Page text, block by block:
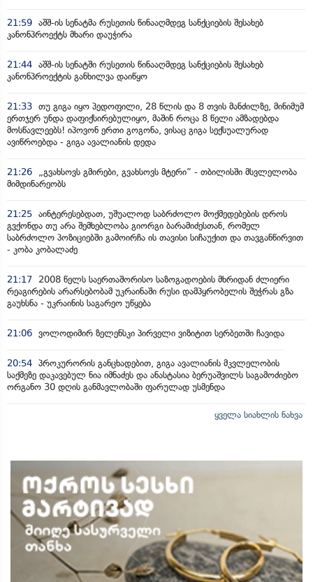
21:59 აშშ-ის სენატმა რუსეთის წინააღმდეგ სანქციების შესახებ
კანონპროექტს მხარი დაუჭირა
21:44 აშშ-ის სენატში რუსეთის წინააღმდეგ სანქციების შესახებ
კანონპროექტის განხილვა დაიწყო
21:33 თუ გიგა იყო პედოფილი, 28 წლის და 8 თვის მანძილზე, მინიმუმ
ერთჯერ უნდა დაფიქსირებულიყო, მაშინ როცა 8 წელი ამზადებდა
მოსწავლეებს! იპოვონ ერთი გოგონა, ვისაც გიგა სექსუალურად
ავიწროებდა - გიგა ავალიანის დედა
21:26
„გვახსოვს გმირები, გვახსოვს მტერი” - თბილისში მსვლელობა
მიმდინარეობს
21:25 აინტერესებდათ, უშუალოდ საბრძოლო მოქმედებების დროს
გვქონდა თუ არა შემხებლობა გიორგი ბარამიძესთან, რომელ
საბრძოლო პოზიციებში გამოირჩა ის თავისი სიჩაუქით და თავგანწირვით
- კობა კობალაძე
21:17
2008 წელს საერთაშორისო საზოგადოების მხრიდან ძლიერი
რეაგირების არარსებობამ უკრაინაში რუსი დამპყრობელის შეჭრას გზა
გაუხსნა - უკრაინის საგარეო უწყება
21:06 ვოლოდიმირ ზელენსკი პირველი ვიზიტით სერბეთში ჩავიდა
20:54 პროკურორის განცხადებით, გიგა ავალიანის მკვლელობის
საქმეზე დაკავებულ ნია იმნაძეს და ანასტასია ბერუაშვილს საგამოძიებო
ორგანო 30 დღის განმავლობაში ფარულად უსმენდა
ყველა სიახლის ნახვა